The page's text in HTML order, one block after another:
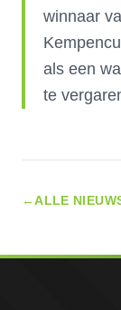
winnaar
als een
te
←ALLE